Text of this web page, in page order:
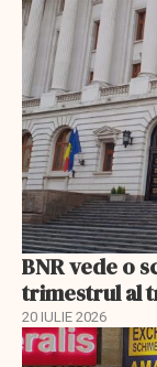
BNR vede o
trimestrul al
20 IULIE 2026